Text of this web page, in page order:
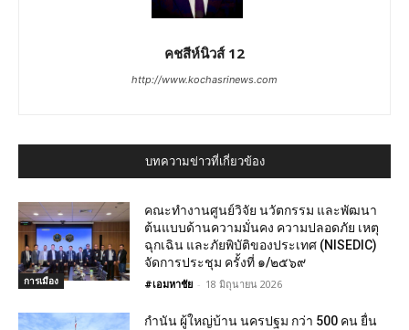
คชสีห์นิวส์ 12
http://www.kochasrinews.com
บทความข่าวที่เกี่ยวข้อง
การเมือง
คณะทำงานศูนย์วิจัย นวัตกรรม และพัฒนา
ต้นแบบด้านความมั่นคง ความปลอดภัย เหตุ
ฉุกเฉิน และภัยพิบัติของประเทศ (NISEDIC)
จัดการประชุม ครั้งที่ ๑/๒๕๖๙
#เอมหาชัย - 18 มิถุนายน 2026
กำนัน ผู้ใหญ่บ้าน นครปฐม กว่า 500 คน ยื่น